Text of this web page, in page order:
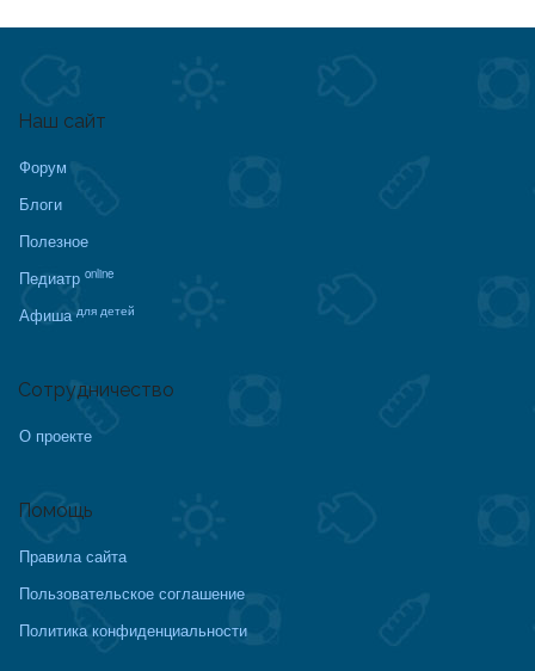
Наш сайт
Форум
Блоги
Полезное
Педиатр online
Афиша для детей
Сотрудничество
О проекте
Помощь
Правила сайта
Пользовательское соглашение
Политика конфиденциальности